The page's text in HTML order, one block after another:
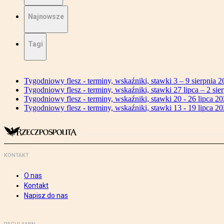
Najnowsze
Tagi
Tygodniowy flesz - terminy, wskaźniki, stawki 3 – 9 sierpnia
Tygodniowy flesz - terminy, wskaźniki, stawki 27 lipca – 2
Tygodniowy flesz - terminy, wskaźniki, stawki 20 - 26 lipca
Tygodniowy flesz - terminy, wskaźniki, stawki 13 - 19 lipca
KONTAKT
O nas
Kontakt
Napisz do nas